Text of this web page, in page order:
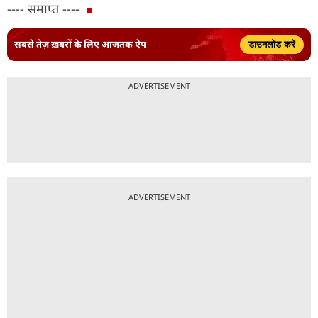
---- समाप्त ----
सबसे तेज़ ख़बरों के लिए आजतक ऐप डाउनलोड करें
ADVERTISEMENT
ADVERTISEMENT